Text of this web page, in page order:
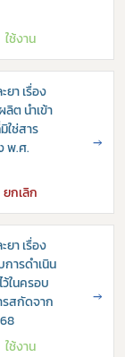
ใช้งาน
า เรื่อง
ต นำเข้า
ใช่สาร
พ.ศ.
ยกเลิก
→
า เรื่อง
ารดำเนิน
ในครอบ
รสกัดจาก
ใช้งาน
→